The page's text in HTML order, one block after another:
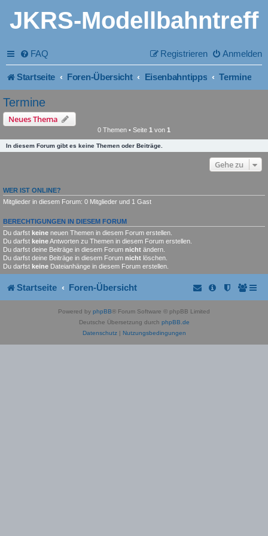
JKRS-Modellbahntreff
FAQ Anmelden
Registrieren
Startseite Foren-Übersicht Eisenbahntipps Termine
Termine
Neues Thema
0 Themen • Seite 1 von 1
In diesem Forum gibt es keine Themen oder Beiträge.
Gehe zu
WER IST ONLINE?
Mitglieder in diesem Forum: 0 Mitglieder und 1 Gast
BERECHTIGUNGEN IN DIESEM FORUM
Du darfst keine neuen Themen in diesem Forum erstellen.
Du darfst keineAntworten zu Themen in diesem Forum erstellen.
Du darfst deine Beiträge in diesem Forum nicht ändern.
Du darfst deine Beiträge in diesem Forum nicht löschen.
Du darfst keine Dateianhänge in diesem Forum erstellen.
Startseite Foren-Übersicht
Powered by phpBB® Forum Software © phpBB Limited
Deutsche Übersetzung durch phpBB.de
Datenschutz| Nutzungsbedingungen